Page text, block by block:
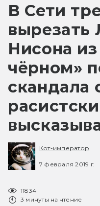
В Сети
вырезать
Нисона
чёрном»
скандала
Кот-император
7 февраля 2019 г.
11834
3 минуты на чтение